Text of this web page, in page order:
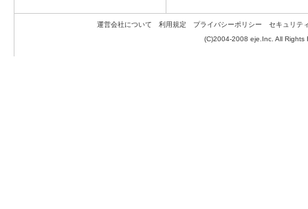
運営会社について 利用規定 プライバシーポリシー
セキュリテ
(C)2004-2008 eje.Inc. All Rights